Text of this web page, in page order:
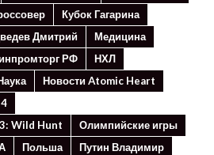
Кубок Гагарина
Дмитрий
Медицина
РФ
НХЛ
Новости Atomic Heart
Wild Hunt
Олимпийские игры
Польша
Путин Владимир